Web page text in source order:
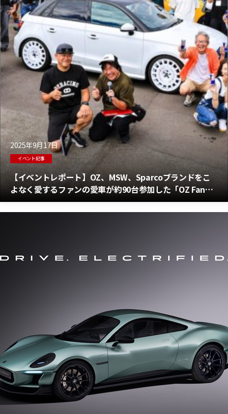
2025年9月17日
イベント記事
【イベントレポート】OZ、MSW、Sparcoブランドをこ
よなく愛するファンの愛車が約90台参加した「OZ Fan
Meeting 2025」